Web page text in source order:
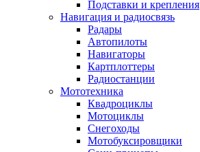
Подставки и крепления
Навигация и радиосвязь
Радары
Автопилоты
Навигаторы
Картплоттеры
Радиостанции
Мототехника
Квадроциклы
Мотоциклы
Снегоходы
Мотобуксировщики